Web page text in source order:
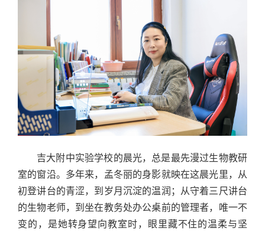
吉大附中实验学校的晨光，总是最先漫过生物教研
室的窗沿。多年来，孟冬丽的身影就映在这晨光里，从
初登讲台的青涩，到岁月沉淀的温润；从守着三尺讲台
的生物老师，到坐在教务处办公桌前的管理者，唯一不
变的，是她转身望向教室时，眼里藏不住的温柔与坚